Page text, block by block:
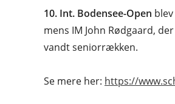
10. Int. Bodensee-Open
mens IM John Rødgaard,
vandt seniorrækken.
Se mere her: https://